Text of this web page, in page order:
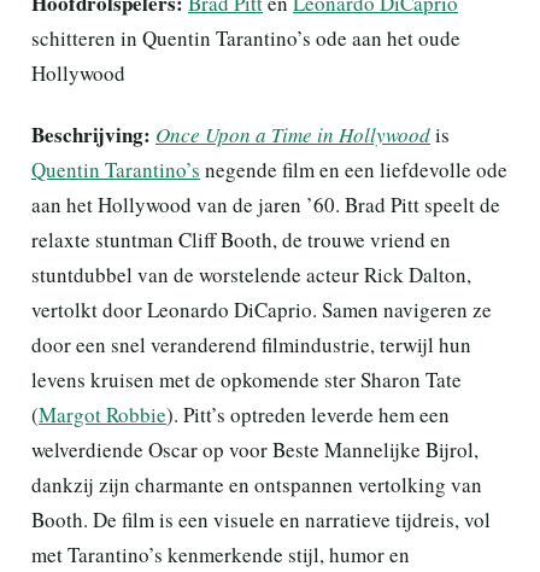
schitteren in Quentin Tarantino’s ode aan het oude
Hollywood
Beschrijving: Once Upon a Time in Hollywoodis
Quentin Tarantino’s negende film en een liefdevolle ode
aan het Hollywood van de jaren ’60. Brad Pitt speelt de
relaxte stuntman Cliff Booth, de trouwe vriend en
stuntdubbel van de worstelende acteur Rick Dalton,
vertolkt door Leonardo DiCaprio. Samen navigeren ze
door een snel veranderend filmindustrie, terwijl hun
levens kruisen met de opkomende ster Sharon Tate
(Margot Robbie). Pitt’s optreden leverde hem een
welverdiende Oscar op voor Beste Mannelijke Bijrol,
dankzij zijn charmante en ontspannen vertolking van
Booth. De film is een visuele en narratieve tijdreis, vol
met Tarantino’s kenmerkende stijl, humor en